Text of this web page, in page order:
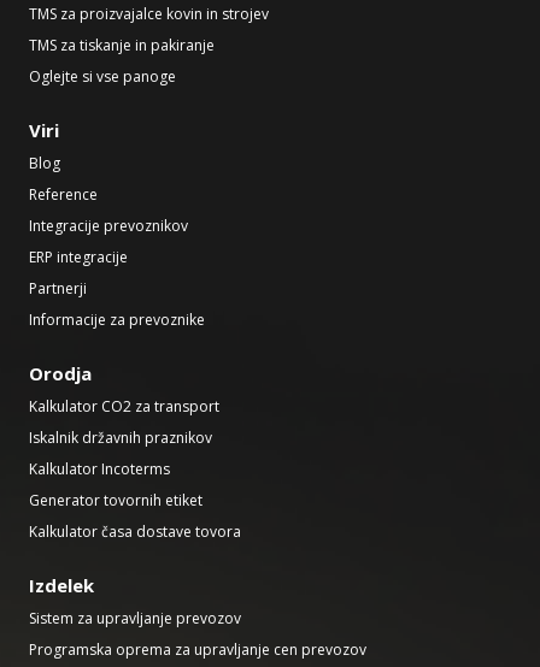
TMS za proizvajalce kovin in strojev
TMS za tiskanje in pakiranje
Oglejte si vse panoge
Viri
Blog
Reference
Integracije prevoznikov
ERP integracije
Partnerji
Informacije za prevoznike
Orodja
Kalkulator CO2 za transport
Iskalnik državnih praznikov
Kalkulator Incoterms
Generator tovornih etiket
Kalkulator časa dostave tovora
Izdelek
Sistem za upravljanje prevozov
Programska oprema za upravljanje cen prevozov